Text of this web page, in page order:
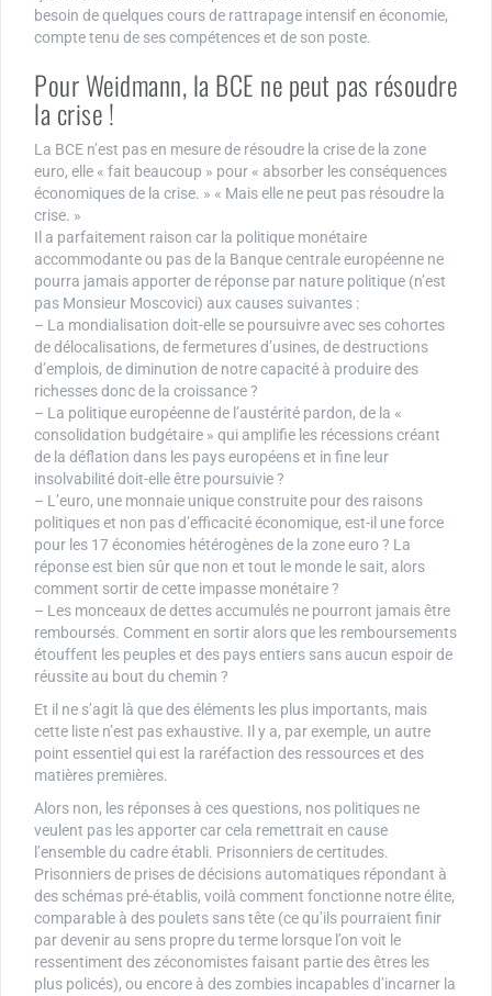
besoin de quelques cours de rattrapage intensif en économie,
compte tenu de ses compétences et de son poste.
Pour Weidmann, la BCE ne peut pas résoudre
la crise !
La BCE n’est pas en mesure de résoudre la crise de la zone
euro, elle « fait beaucoup » pour « absorber les conséquences
économiques de la crise. » « Mais elle ne peut pas résoudre la
crise. »
Il a parfaitement raison car la politique monétaire
accommodante ou pas de la Banque centrale européenne ne
pourra jamais apporter de réponse par nature politique (n’est
pas Monsieur Moscovici) aux causes suivantes :
– La mondialisation doit-elle se poursuivre avec ses cohortes
de délocalisations, de fermetures d’usines, de destructions
d’emplois, de diminution de notre capacité à produire des
richesses donc de la croissance ?
– La politique européenne de l’austérité pardon, de la «
consolidation budgétaire » qui amplifie les récessions créant
de la déflation dans les pays européens et in fine leur
insolvabilité doit-elle être poursuivie ?
– L’euro, une monnaie unique construite pour des raisons
politiques et non pas d’efficacité économique, est-il une force
pour les 17 économies hétérogènes de la zone euro ? La
réponse est bien sûr que non et tout le monde le sait, alors
comment sortir de cette impasse monétaire ?
– Les monceaux de dettes accumulés ne pourront jamais être
remboursés. Comment en sortir alors que les remboursements
étouffent les peuples et des pays entiers sans aucun espoir de
réussite au bout du chemin ?
Et il ne s’agit là que des éléments les plus importants, mais
cette liste n’est pas exhaustive. Il y a, par exemple, un autre
point essentiel qui est la raréfaction des ressources et des
matières premières.
Alors non, les réponses à ces questions, nos politiques ne
veulent pas les apporter car cela remettrait en cause
l’ensemble du cadre établi. Prisonniers de certitudes.
Prisonniers de prises de décisions automatiques répondant à
des schémas pré-établis, voilà comment fonctionne notre élite,
comparable à des poulets sans tête (ce qu’ils pourraient finir
par devenir au sens propre du terme lorsque l’on voit le
ressentiment des zéconomistes faisant partie des êtres les
plus policés), ou encore à des zombies incapables d’incarner la